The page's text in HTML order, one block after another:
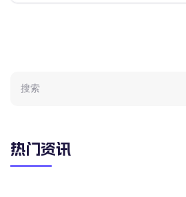
热门资讯